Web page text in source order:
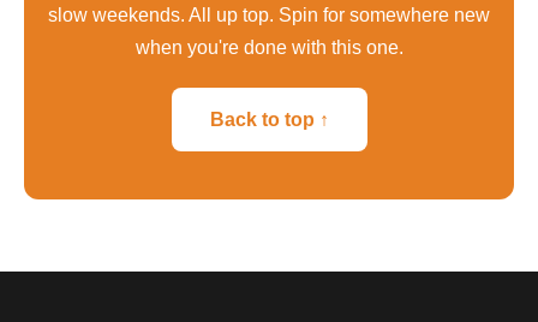
slow weekends. All up top. Spin for somewhere new
when you're done with this one.
Back to top ↑